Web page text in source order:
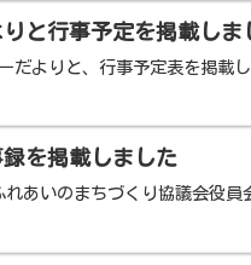
と行事予定を掲載しま
だよりと、行事予定表を掲載
を掲載しました
れあいのまちづくり協議会役